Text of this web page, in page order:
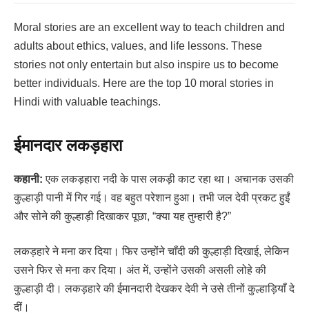
Moral stories are an excellent way to teach children and
adults about ethics, values, and life lessons. These
stories not only entertain but also inspire us to become
better individuals. Here are the top 10 moral stories in
Hindi with valuable teachings.
ईमानदार लकड़हारा
कहानी: एक लकड़हारा नदी के पास लकड़ी काट रहा था। अचानक उसकी
कुल्हाड़ी पानी में गिर गई। वह बहुत परेशान हुआ। तभी जल देवी प्रकट हुईं
और सोने की कुल्हाड़ी दिखाकर पूछा, “क्या यह तुम्हारी है?”
लकड़हारे ने मना कर दिया। फिर उन्होंने चाँदी की कुल्हाड़ी दिखाई, लेकिन
उसने फिर से मना कर दिया। अंत में, उन्होंने उसकी असली लोहे की
कुल्हाड़ी दी। लकड़हारे की ईमानदारी देखकर देवी ने उसे तीनों कुल्हाड़ियाँ दे
दीं।